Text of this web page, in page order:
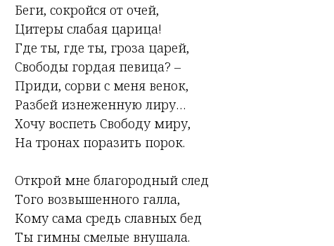
Беги, сокройся от очей,
Цитеры слабая царица!
Где ты, где ты, гроза царей,
Свободы гордая певица? –
Приди, сорви с меня венок,
Разбей изнеженную лиру…
Хочу воспеть Свободу миру,
На тронах поразить порок.
Открой мне благородный след
Того возвышенного галла,
Кому сама средь славных бед
Ты гимны смелые внушала.